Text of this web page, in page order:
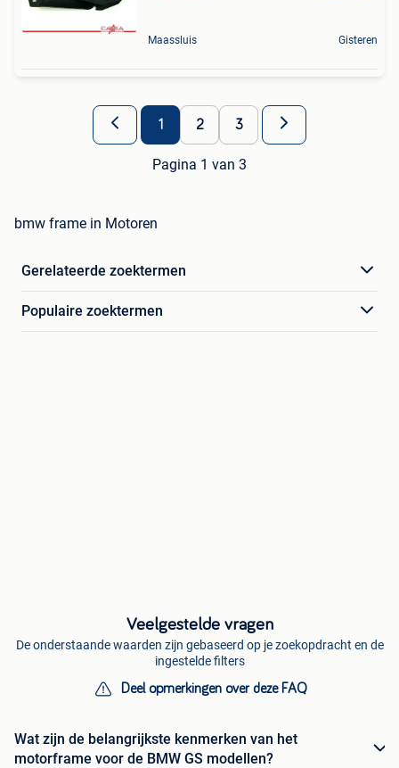
Maassluis Gisteren
1 2 3
Pagina 1 van 3
bmw frame in Motoren
Gerelateerde zoektermen
Populaire zoektermen
Veelgestelde vragen
De onderstaande waarden zijn gebaseerd op je zoekopdracht en de
ingestelde filters
Deel opmerkingen over deze FAQ
Wat zijn de belangrijkste kenmerken van het
motorframe voor de BMW GS modellen?